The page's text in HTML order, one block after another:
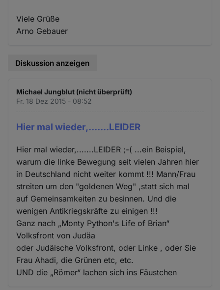
Viele Grüße
Arno Gebauer
Diskussion anzeigen
Michael Jungblut (nicht überprüft)
Fr. 18 Dez 2015 - 08:52
Hier mal wieder,.......LEIDER
Hier mal wieder,.......LEIDER ;-( ...ein Beispiel,
warum die linke Bewegung seit vielen Jahren hier
in Deutschland nicht weiter kommt !!! Mann/Frau
streiten um den "goldenen Weg" ,statt sich mal
auf Gemeinsamkeiten zu besinnen. Und die
wenigen Antikriegskräfte zu einigen !!!
Ganz nach „Monty Python's Life of Brian“
Volksfront von Judäa
oder Judäische Volksfront, oder Linke , oder Sie
Frau Ahadi, die Grünen etc, etc.
UND die „Römer“ lachen sich ins Fäustchen